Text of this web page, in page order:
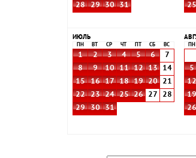
28
29 30 31
25
ИЮЛЬ
ПН ВТ СР ЧТ СБ ВС
1 2 3 4 5 6
7
8
9 10 11 12 13
14
15
16 17 18 19 20
21
22
23 24 25 26 27
28
29
30 31
ПН
5
12
19
26